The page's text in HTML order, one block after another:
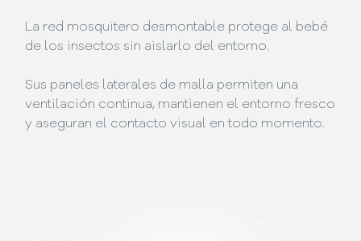
La red mosquitero desmontable protege al bebé
de los insectos sin aislarlo del entorno.
Sus paneles laterales de malla permiten una
ventilación continua, mantienen el entorno fresco
y aseguran el contacto visual en todo momento.